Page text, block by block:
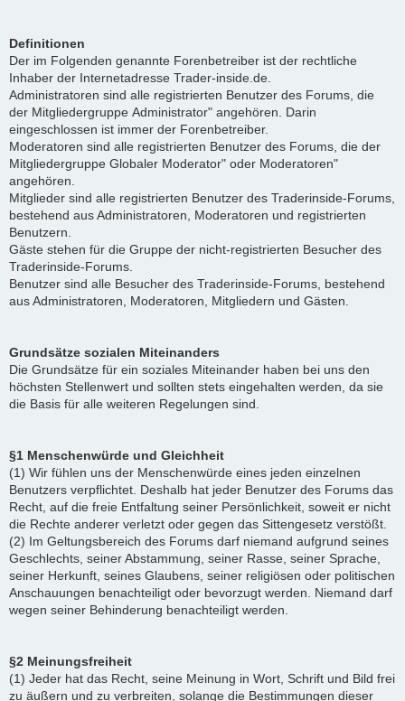
Definitionen
Der im Folgenden genannte Forenbetreiber ist der rechtliche
Inhaber der Internetadresse Trader-inside.de.
Administratoren sind alle registrierten Benutzer des Forums, die
der Mitgliedergruppe Administrator" angehören. Darin
eingeschlossen ist immer der Forenbetreiber.
Moderatoren sind alle registrierten Benutzer des Forums, die der
Mitgliedergruppe Globaler Moderator" oder Moderatoren"
angehören.
Mitglieder sind alle registrierten Benutzer des Traderinside-Forums,
bestehend aus Administratoren, Moderatoren und registrierten
Benutzern.
Gäste stehen für die Gruppe der nicht-registrierten Besucher des
Traderinside-Forums.
Benutzer sind alle Besucher des Traderinside-Forums, bestehend
aus Administratoren, Moderatoren, Mitgliedern und Gästen.
Grundsätze sozialen Miteinanders
Die Grundsätze für ein soziales Miteinander haben bei uns den
höchsten Stellenwert und sollten stets eingehalten werden, da sie
die Basis für alle weiteren Regelungen sind.
§1 Menschenwürde und Gleichheit
(1) Wir fühlen uns der Menschenwürde eines jeden einzelnen
Benutzers verpflichtet. Deshalb hat jeder Benutzer des Forums das
Recht, auf die freie Entfaltung seiner Persönlichkeit, soweit er nicht
die Rechte anderer verletzt oder gegen das Sittengesetz verstößt.
(2) Im Geltungsbereich des Forums darf niemand aufgrund seines
Geschlechts, seiner Abstammung, seiner Rasse, seiner Sprache,
seiner Herkunft, seines Glaubens, seiner religiösen oder politischen
Anschauungen benachteiligt oder bevorzugt werden. Niemand darf
wegen seiner Behinderung benachteiligt werden.
§2 Meinungsfreiheit
(1) Jeder hat das Recht, seine Meinung in Wort, Schrift und Bild frei
zu äußern und zu verbreiten, solange die Bestimmungen dieser